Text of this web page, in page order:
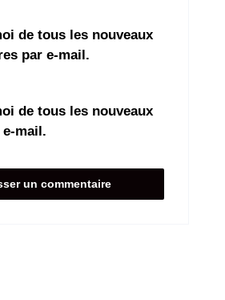
de tous les nouveaux
par e-mail.
de tous les nouveaux
mail.